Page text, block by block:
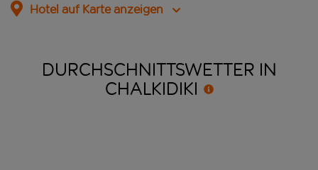
Hotel auf Karte anzeigen
DURCHSCHNITTSWETTER IN
CHALKIDIKI